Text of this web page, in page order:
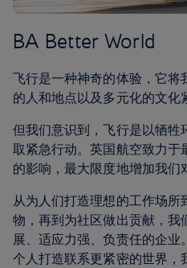
BA Better World
飞行是一种神奇的体验，它将
的人和地点以及多元化的文化
但我们意识到，飞行是以牺
取紧急行动。英国航空致力
的影响，最大限度地增加我们
从为人们打造理想的工作场
物，再到为社区做出贡献，我
展、适应力强、负责任的企
个人打造联系更紧密的世界，